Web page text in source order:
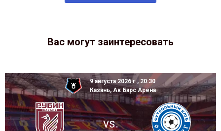
Вас могут заинтересовать
9 августа 2026 г., 20:30
Казань, Ак Барс Арена
vs.